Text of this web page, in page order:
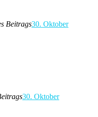
Beitrags30. Oktober
30. Oktober